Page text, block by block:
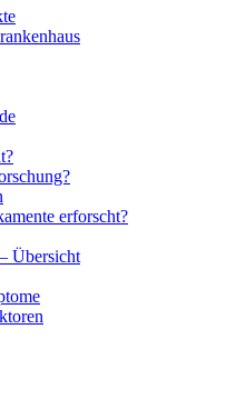
erforscht?
Übersicht